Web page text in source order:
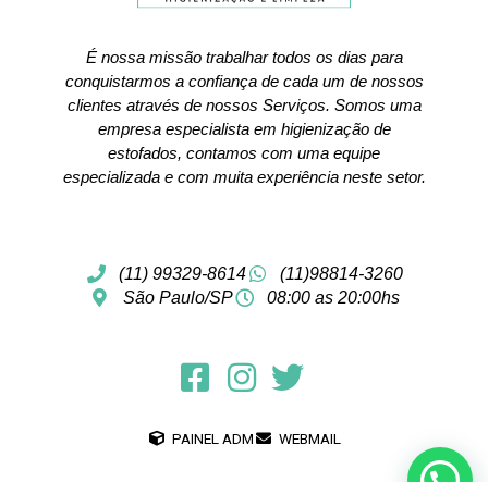
É nossa missão trabalhar todos os dias para
conquistarmos a confiança de cada um de nossos
clientes através de nossos Serviços. Somos uma
empresa especialista em higienização de
estofados, contamos com uma equipe
especializada e com muita experiência neste setor.
(11) 99329-8614
(11)98814-3260
São Paulo/SP
08:00 as 20:00hs
PAINEL ADM WEBMAIL